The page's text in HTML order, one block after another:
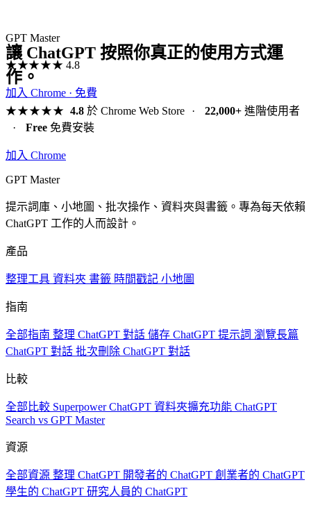
GPT Master
★★★★★ 4.8
加入 Chrome · 免費
讓 ChatGPT 按照你真正的使用方式運
作。
★★★★★ 4.8於 Chrome Web Store · 22,000+進階使用者
·
Free 免費安裝
加入 Chrome
GPT Master
提示詞庫、小地圖、批次操作、資料夾與書籤。專為每天依賴
ChatGPT 工作的人而設計。
產品
整理工具 資料夾 書籤 時間戳記 小地圖
指南
全部指南 整理 ChatGPT 對話 儲存 ChatGPT 提示詞 瀏覽長篇
ChatGPT 對話 批次刪除 ChatGPT 對話
比較
全部比較 Superpower ChatGPT 資料夾擴充功能 ChatGPT
Search vs GPT Master
資源
全部資源 整理 ChatGPT 開發者的 ChatGPT 創業者的 ChatGPT
學生的 ChatGPT 研究人員的 ChatGPT